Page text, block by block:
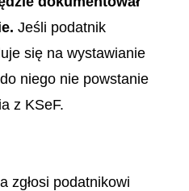
Jeśli podatnik
się na wystawianie
niego nie powstanie
z KSeF.
zgłosi podatnikowi